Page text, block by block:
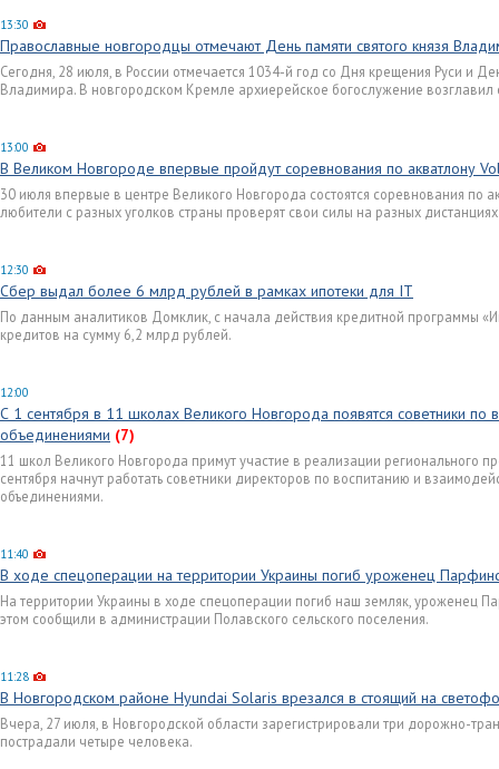
13:30
Православные новгородцы отмечают День памяти святого князя
Сегодня, 28 июля, в России отмечается 1034-й год со Дня крещения Руси и
Владимира. В новгородском Кремле архиерейское богослужение возглавил
13:00
В Великом Новгороде впервые пройдут соревнования по акватлону
30 июля впервые в центре Великого Новгорода состоятся соревнования по
любители с разных уголков страны проверят свои силы на разных
12:30
Сбер выдал более 6 млрд рублей в рамках ипотеки для IT
По данным аналитиков Домклик, с начала действия кредитной программы
кредитов на сумму 6,2 млрд рублей.
12:00
С 1 сентября в 11 школах Великого Новгорода появятся советники по
объединениями (7)
11 школ Великого Новгорода примут участие в реализации регионального
сентября начнут работать советники директоров по воспитанию и
объединениями.
11:40
В ходе спецоперации на территории Украины погиб уроженец
На территории Украины в ходе спецоперации погиб наш земляк, уроженец
этом сообщили в администрации Полавского сельского поселения.
11:28
В Новгородском районе Hyundai Solaris врезался в стоящий на
Вчера, 27 июля, в Новгородской области зарегистрировали три дорожно-
пострадали четыре человека.